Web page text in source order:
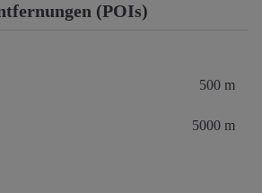
(POIs)
500 m
5000 m